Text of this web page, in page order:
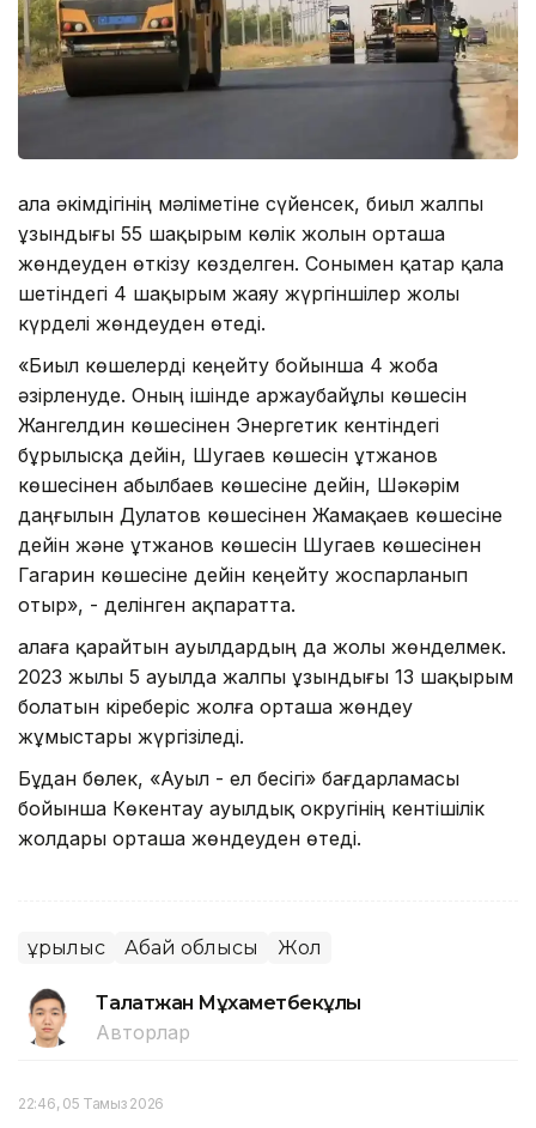
Қала әкімдігінің мәліметіне сүйенсек, биыл жалпы
ұзындығы 55 шақырым көлік жолын орташа
жөндеуден өткізу көзделген. Сонымен қатар қала
шетіндегі 4 шақырым жаяу жүргіншілер жолы
күрделі жөндеуден өтеді.
«Биыл көшелерді кеңейту бойынша 4 жоба
әзірленуде. Оның ішінде Қаржаубайұлы көшесін
Жангелдин көшесінен Энергетик кентіндегі
бұрылысқа дейін, Шугаев көшесін Құтжанов
көшесінен Қабылбаев көшесіне дейін, Шәкәрім
даңғылын Дулатов көшесінен Жамақаев көшесіне
дейін және Құтжанов көшесін Шугаев көшесінен
Гагарин көшесіне дейін кеңейту жоспарланып
отыр», - делінген ақпаратта.
Қалаға қарайтын ауылдардың да жолы жөнделмек.
2023 жылы 5 ауылда жалпы ұзындығы 13 шақырым
болатын кіреберіс жолға орташа жөндеу
жұмыстары жүргізіледі.
Бұдан бөлек, «Ауыл - ел бесігі» бағдарламасы
бойынша Көкентау ауылдық округінің кентішілік
жолдары орташа жөндеуден өтеді.
Құрылыс Абай облысы Жол
Талғатжан Мұхаметбекұлы
Авторлар
22:46, 05 Тамыз 2026